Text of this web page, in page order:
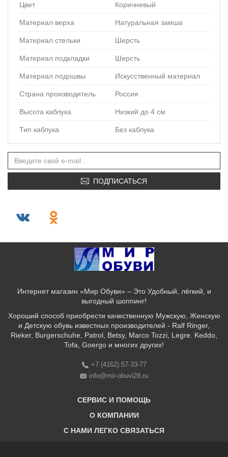
Цвет Коричневый
Материал верха Натуральная замша
Материал стельки Шерсть
Материал подкладки Шерсть
Материал подошвы Искусственный материал
Страна производитель Россия
Высота каблука Низкий до 4 см
Тип каблука Без каблука
ПОДПИСАТЬСЯ
Интернет магазин «Мир Обуви» – Это Удобный, лёгкий, и
выгодный шоппинг!
Хороший способ приобрести качественную Мужскую, Женскую
и Детскую обувь известных производителей - Ralf Ringer,
Rieker, Burgerschuhe, Patrol, Betsy, Marco Tozzi, Legre. Keddo,
Tofa, Goergo и многих других!
+7 (4162) 57-33-77
info@mir-obuvi28.ru
СЕРВИС И ПОМОЩЬ
Бонусная программа
О КОМПАНИИ
C НАМИ ЛЕГКО СВЯЗАТЬСЯ